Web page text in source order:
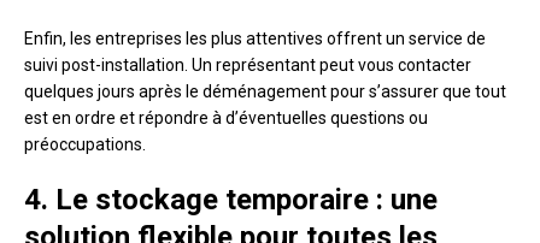
Enfin, les entreprises les plus attentives offrent un service de
suivi post-installation. Un représentant peut vous contacter
quelques jours après le déménagement pour s’assurer que tout
est en ordre et répondre à d’éventuelles questions ou
préoccupations.
4. Le stockage temporaire : une